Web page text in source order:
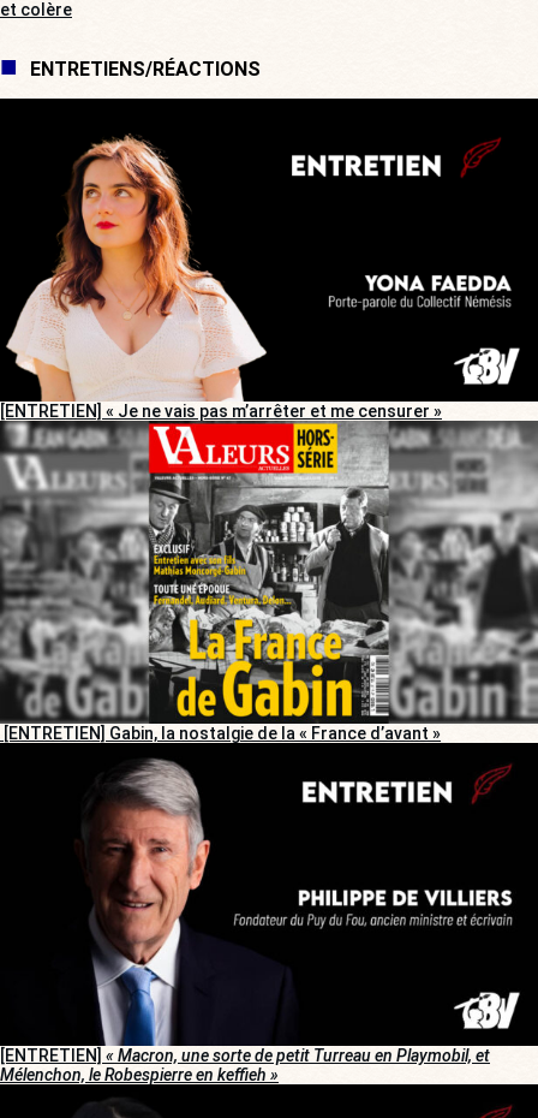
et colère
ENTRETIENS/RÉACTIONS
[ENTRETIEN] « Je ne vais pas m’arrêter et me censurer »
[ENTRETIEN] Gabin, la nostalgie de la « France d’avant »
[ENTRETIEN] « Macron, une sorte de petit Turreau en Playmobil, et
Mélenchon, le Robespierre en keffieh »